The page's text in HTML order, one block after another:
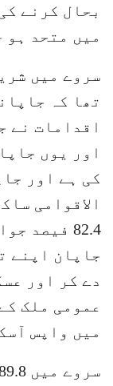
بحال کرنے
میں متحد ہو
تھا کہ
اقدامات نے
اور یوں
کی ہے اور
الاقوامی
82.4
جاپان اپنے
دے کر اور
عمومی ملک
میں واپس